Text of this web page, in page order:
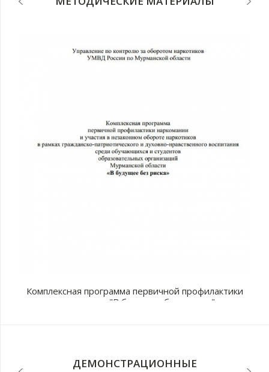
Комплексная программа первичной профилактики
наркомании "В будущее без рисков"
ДЕМОНСТРАЦИОННЫЕ